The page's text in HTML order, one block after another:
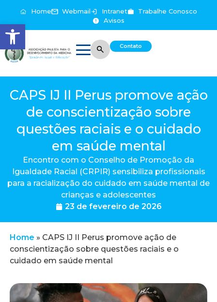
Abrir a barra de ferramentas
Home Webmail Intranet
Trabalhe Conosco
Avisos
Contato
CAPS IJ II Perus promove ação
de conscientização sobre
questões raciais e o cuidado
em saúde mental
Encontro com o Conselho de Promoção da
Igualdade Racial (CRPIR) sensibiliza profissionais
para a racialização do cuidado em saúde mental de
crianças e adolescentes
23 de fevereiro de 2026
Home » CAPS IJ II Perus promove ação de
conscientização sobre questões raciais e o
cuidado em saúde mental